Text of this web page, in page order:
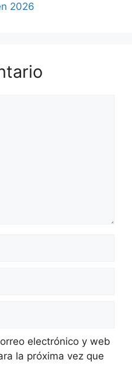
2026
electrónico y web
la próxima vez que